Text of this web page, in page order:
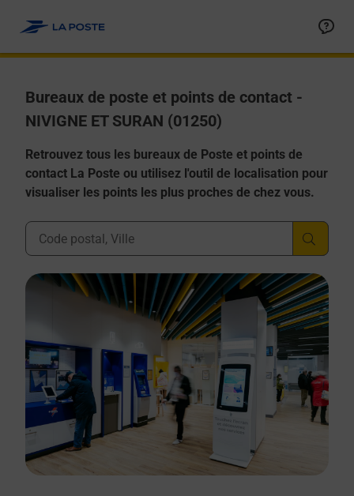
Bureaux de poste et points de contact -
NIVIGNE ET SURAN (01250)
Retrouvez tous les bureaux de Poste et points de
contact La Poste ou utilisez l'outil de localisation pour
visualiser les points les plus proches de chez vous.
Ville, Département, Code Postal